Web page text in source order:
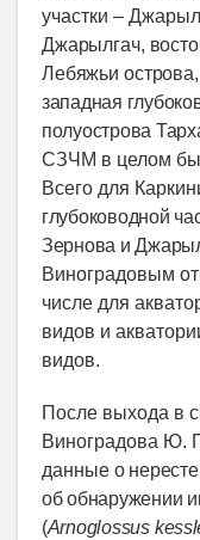
участки – Джа
Джарылгач,
Лебяжьи
западная
полуострова
СЗЧМ в целом
Всего для
глубоководной
Зернова и
Виноградовым
числе для
видов и
видов.
После выхода в
Виноградова Ю.
данные о
об обнаружении
(Arnoglossus